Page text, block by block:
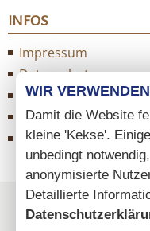
INFOS
Impressum
Datenschutz
AGB
Cookie Einstellungen
Sitemap
WIR
Damit die Website
kleine 'Kekse'.
unbedingt
anonymisierte
Detaillierte